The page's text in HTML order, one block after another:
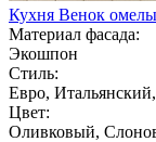
Кухня Венок омелы
Материал фасада:
Экошпон
Стиль:
Евро,
Цвет:
Оливковый,